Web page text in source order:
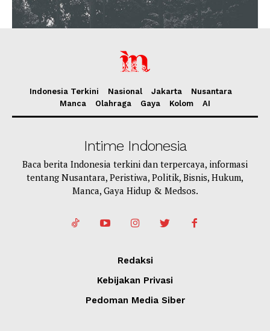
Indonesia Terkini Nasional Jakarta
Nusantara
Manca
Olahraga Gaya Kolom AI
Intime Indonesia
Baca berita Indonesia terkini dan terpercaya, informasi
tentang Nusantara, Peristiwa, Politik, Bisnis, Hukum,
Manca, Gaya Hidup & Medsos.
Redaksi
Kebijakan Privasi
Pedoman Media Siber